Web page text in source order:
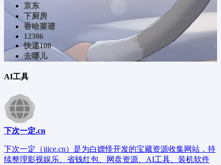
京东
下厨房
香哈菜谱
12306
快递100
去哪儿
AI工具
下次一定.cn
下次一定（iiice.cn）是为白嫖怪开发的宝藏资源收集网站，持
续整理影视娱乐、省钱红包、网盘资源、AI工具、装机软件